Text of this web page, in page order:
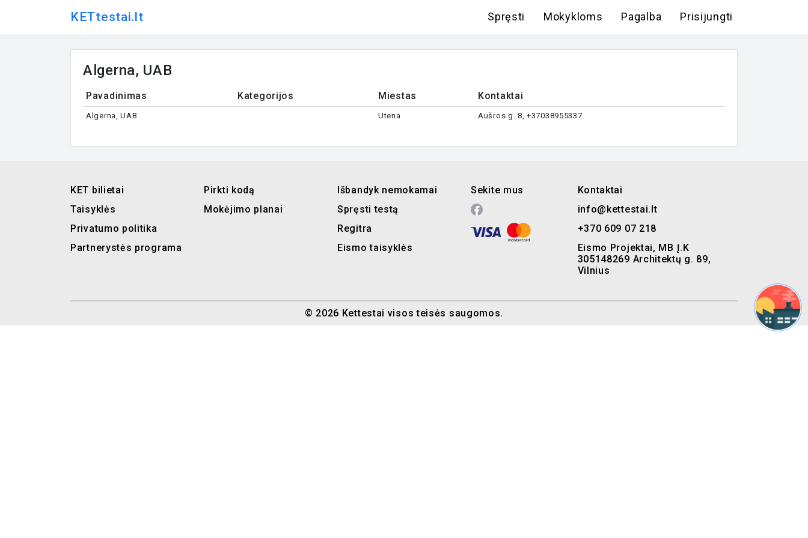
KETtestai.lt Spręsti Mokykloms Pagalba Prisijungti
Algerna, UAB
Pavadinimas Kategorijos Miestas Kontaktai
Algerna, UAB Utena Aušros g. 8, +37038955337
KET bilietai
Taisyklės
Privatumo politika
Partnerystės programa
Pirkti kodą
Mokėjimo planai
Išbandyk nemokamai
Spręsti testą
Regitra
Eismo taisyklės
Sekite mus
Kontaktai
info@kettestai.lt
+370 609 07 218
Eismo Projektai, MB Į.K
305148269 Architektų g. 89,
Vilnius
© 2026 Kettestai visos teisės saugomos.